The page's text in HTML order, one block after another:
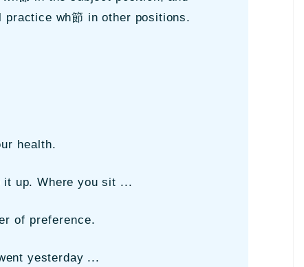
practice wh節 in other positions.
health.
up. Where you sit ...
of preference.
yesterday ...